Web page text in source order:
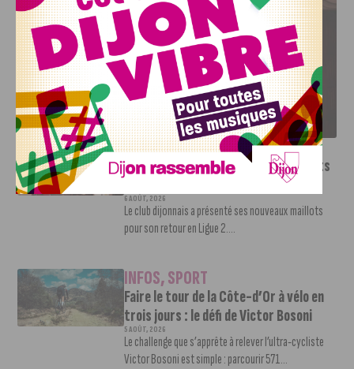
LE DFCO DÉVOILE SES NOUVEAUX MAILLOTS POUR LA
SAISON 2026-2027
INFOS,SPORT
Le DFCO dévoile ses nouveaux maillots
pour la saison 2026-2027
6 AOÛT, 2026
Le club dijonnais a présenté ses nouveaux maillots
pour son retour en Ligue 2....
INFOS,SPORT
Faire le tour de la Côte-d’Or à vélo en
trois jours : le défi de Victor Bosoni
5 AOÛT, 2026
Le challenge que s’apprête à relever l’ultra-cycliste
Victor Bosoni est simple : parcourir 571...